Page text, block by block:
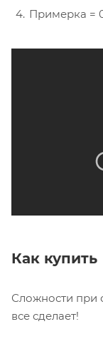
Примерка =
Как купить
Сложности при
все сделает!